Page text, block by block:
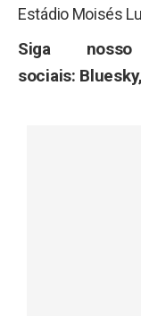
Estádio Moisés
Siga
sociais: Bluesky,